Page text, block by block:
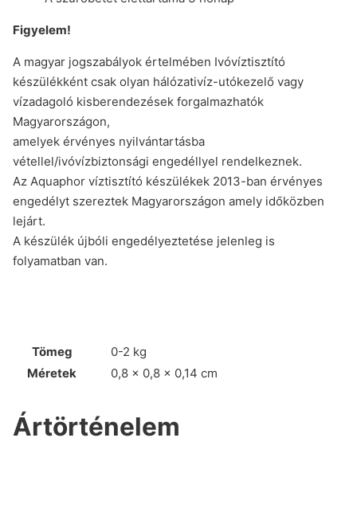
Figyelem!
A magyar jogszabályok értelmében Ivóvíztisztító
készülékként csak olyan hálózativíz-utókezelő vagy
vízadagoló kisberendezések forgalmazhatók
Magyarországon,
amelyek érvényes nyilvántartásba
vétellel/ivóvízbiztonsági engedéllyel rendelkeznek.
Az Aquaphor víztisztító készülékek 2013-ban érvényes
engedélyt szereztek Magyarországon amely időközben
lejárt.
A készülék újbóli engedélyeztetése jelenleg is
folyamatban van.
Tömeg
0-2 kg
Méretek
0,8 × 0,8 × 0,14 cm
Ártörténelem